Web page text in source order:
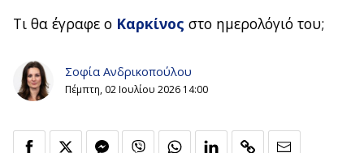
Τι θα έγραφε ο Καρκίνος στο ημερολόγιό του;
Σοφία Ανδρικοπούλου
Πέμπτη, 02 Ιουλίου 2026 14:00